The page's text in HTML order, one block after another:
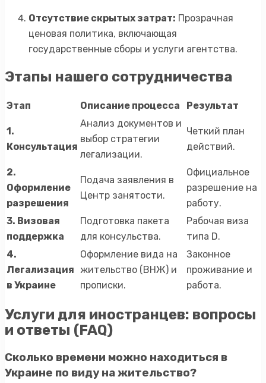
Отсутствие скрытых затрат: Прозрачная
ценовая политика, включающая
государственные сборы и услуги агентства.
Этапы нашего сотрудничества
Этап Описание процесса Результат
1.
Консультация
Анализ документов и
выбор стратегии
легализации.
Четкий план
действий.
2.
Оформление
разрешения
Подача заявления в
Центр занятости.
Официальное
разрешение на
работу.
3. Визовая
поддержка
Подготовка пакета
для консульства.
Рабочая виза
типа D.
4.
Легализация
в Украине
Оформление вида на
жительство (ВНЖ) и
прописки.
Законное
проживание и
работа.
Услуги для иностранцев: вопросы
и ответы (FAQ)
Сколько времени можно находиться в
Украине по виду на жительство?